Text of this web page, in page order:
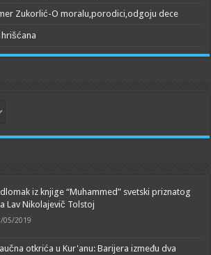
Zukorlić-O moralu,porodici,odgoju dece
hrišćana
iz knjige “Muhammed” svetski priznatog
Lav Nikolajevič Tolstoj
05/2019
otkrića u Kur'anu: Barijera između dva